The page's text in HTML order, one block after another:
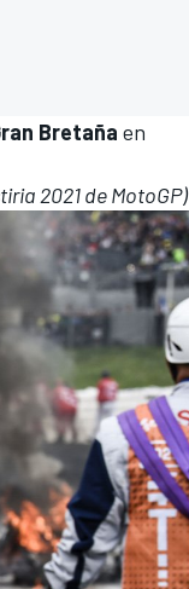
Bretaña en
2021 de MotoGP)